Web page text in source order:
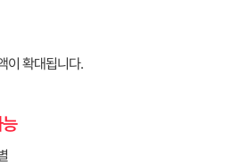
이 확대됩니다.